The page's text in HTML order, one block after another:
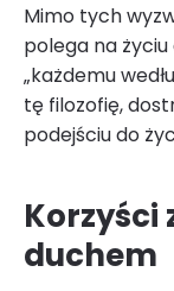
Mimo tych
polega na życiu
„każdemu
tę filozofię,
podejściu do
Korzyści
duchem